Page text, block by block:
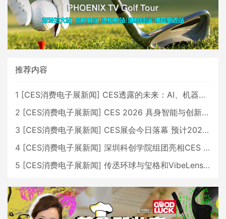
推荐内容
1 [CES消费电子展新闻] CES透露的未来：AI、机器人与智能生活大爆发
2 [CES消费电子展新闻] CES 2026 具身智能与创新领域 中国公司大放异彩
3 [CES消费电子展新闻] CES展会今日落幕 预计2026行业收入将超五千亿美元
4 [CES消费电子展新闻] 深圳科创学院组团亮相CES 广受好评
5 [CES消费电子展新闻] 传丞环球与玺格和VibeLens共同推出全新耳机